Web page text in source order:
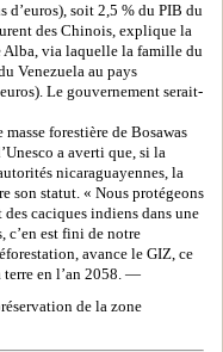
soit 2,5 % du PIB du
des Chinois, explique la
Alba, via laquelle la famille du
Venezuela au pays
Le gouvernement serait-
forestière de Bosawas
a averti que, si la
nicaraguayennes, la
son statut. « Nous protégeons
caciques indiens dans une
c’en est fini de notre
avance le GIZ, ce
terre en l’an 2058. —
de la zone